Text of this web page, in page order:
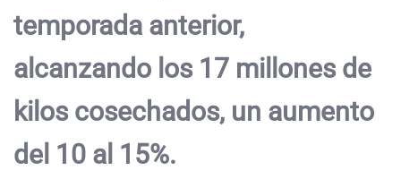
temporada anterior,
alcanzando los 17 millones de
kilos cosechados, un aumento
del 10 al 15%.